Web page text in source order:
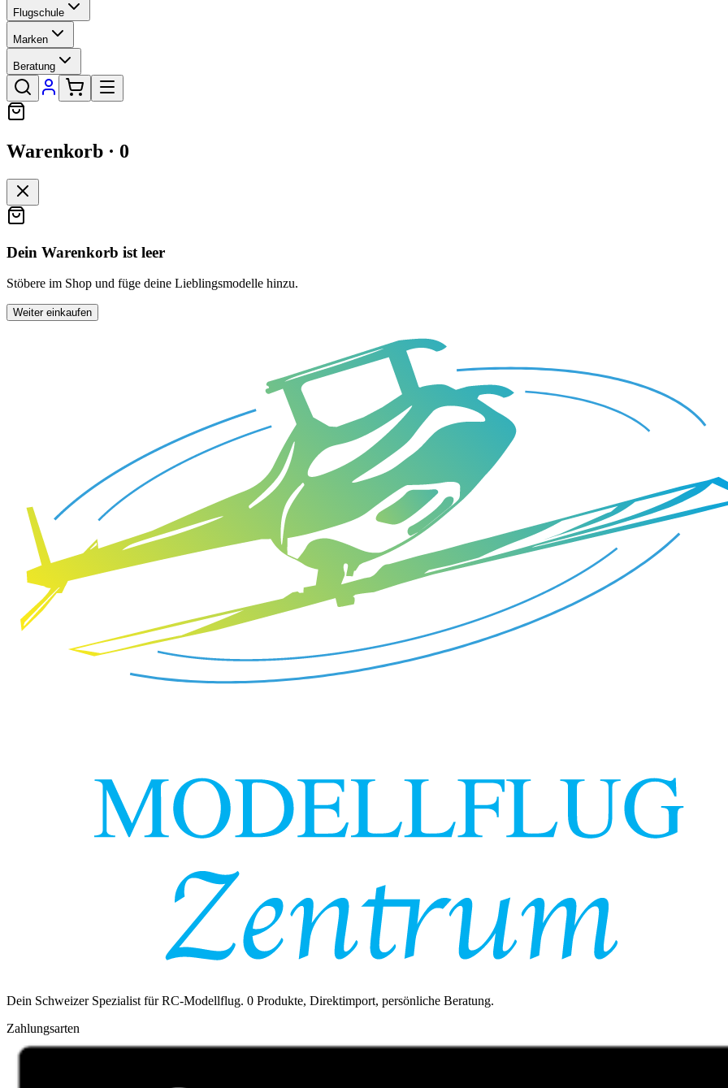
Flugschule
Marken
Beratung
Warenkorb · 0
Dein Warenkorb ist leer
Stöbere im Shop und füge deine Lieblingsmodelle hinzu.
Weiter einkaufen
Dein Schweizer Spezialist für RC-Modellflug. 0 Produkte, Direktimport, persönliche Beratung.
Zahlungsarten